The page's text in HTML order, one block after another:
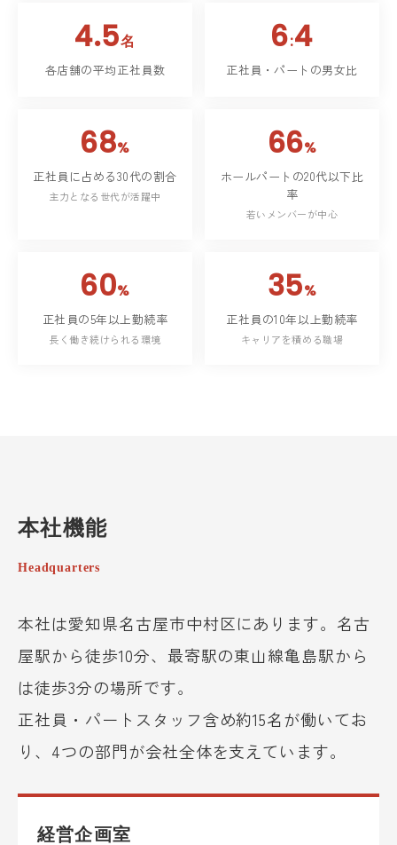
4.5名
各店舗の平均正社員数
6:4
正社員・パートの男女比
68%
正社員に占める30代の割合
主力となる世代が活躍中
66%
ホールパートの20代以下比
率
若いメンバーが中心
60%
正社員の5年以上勤続率
長く働き続けられる環境
35%
正社員の10年以上勤続率
キャリアを積める職場
本社機能
Headquarters
本社は愛知県名古屋市中村区にあります。名古
屋駅から徒歩10分、最寄駅の東山線亀島駅から
は徒歩3分の場所です。
正社員・パートスタッフ含め約15名が働いてお
り、4つの部門が会社全体を支えています。
経営企画室